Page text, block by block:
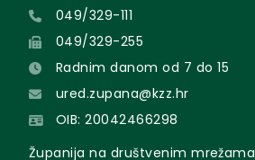
049/329-111
049/329-255
Radnim danom od 7 do 15
ured.zupana@kzz.hr
OIB: 20042466298
Županija na društvenim mrežama